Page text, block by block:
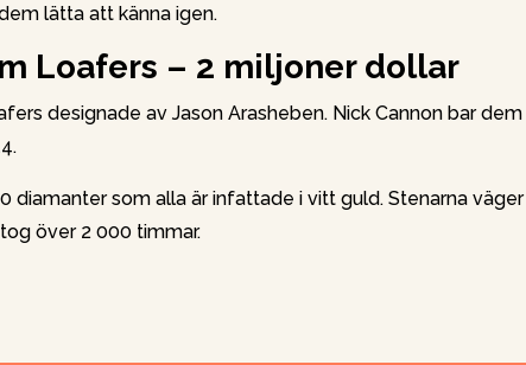
lätta att känna igen.
Loafers – 2 miljoner dollar
designade av Jason Arasheben. Nick Cannon bar dem
diamanter som alla är infattade i vitt guld. Stenarna väger
över 2 000 timmar.